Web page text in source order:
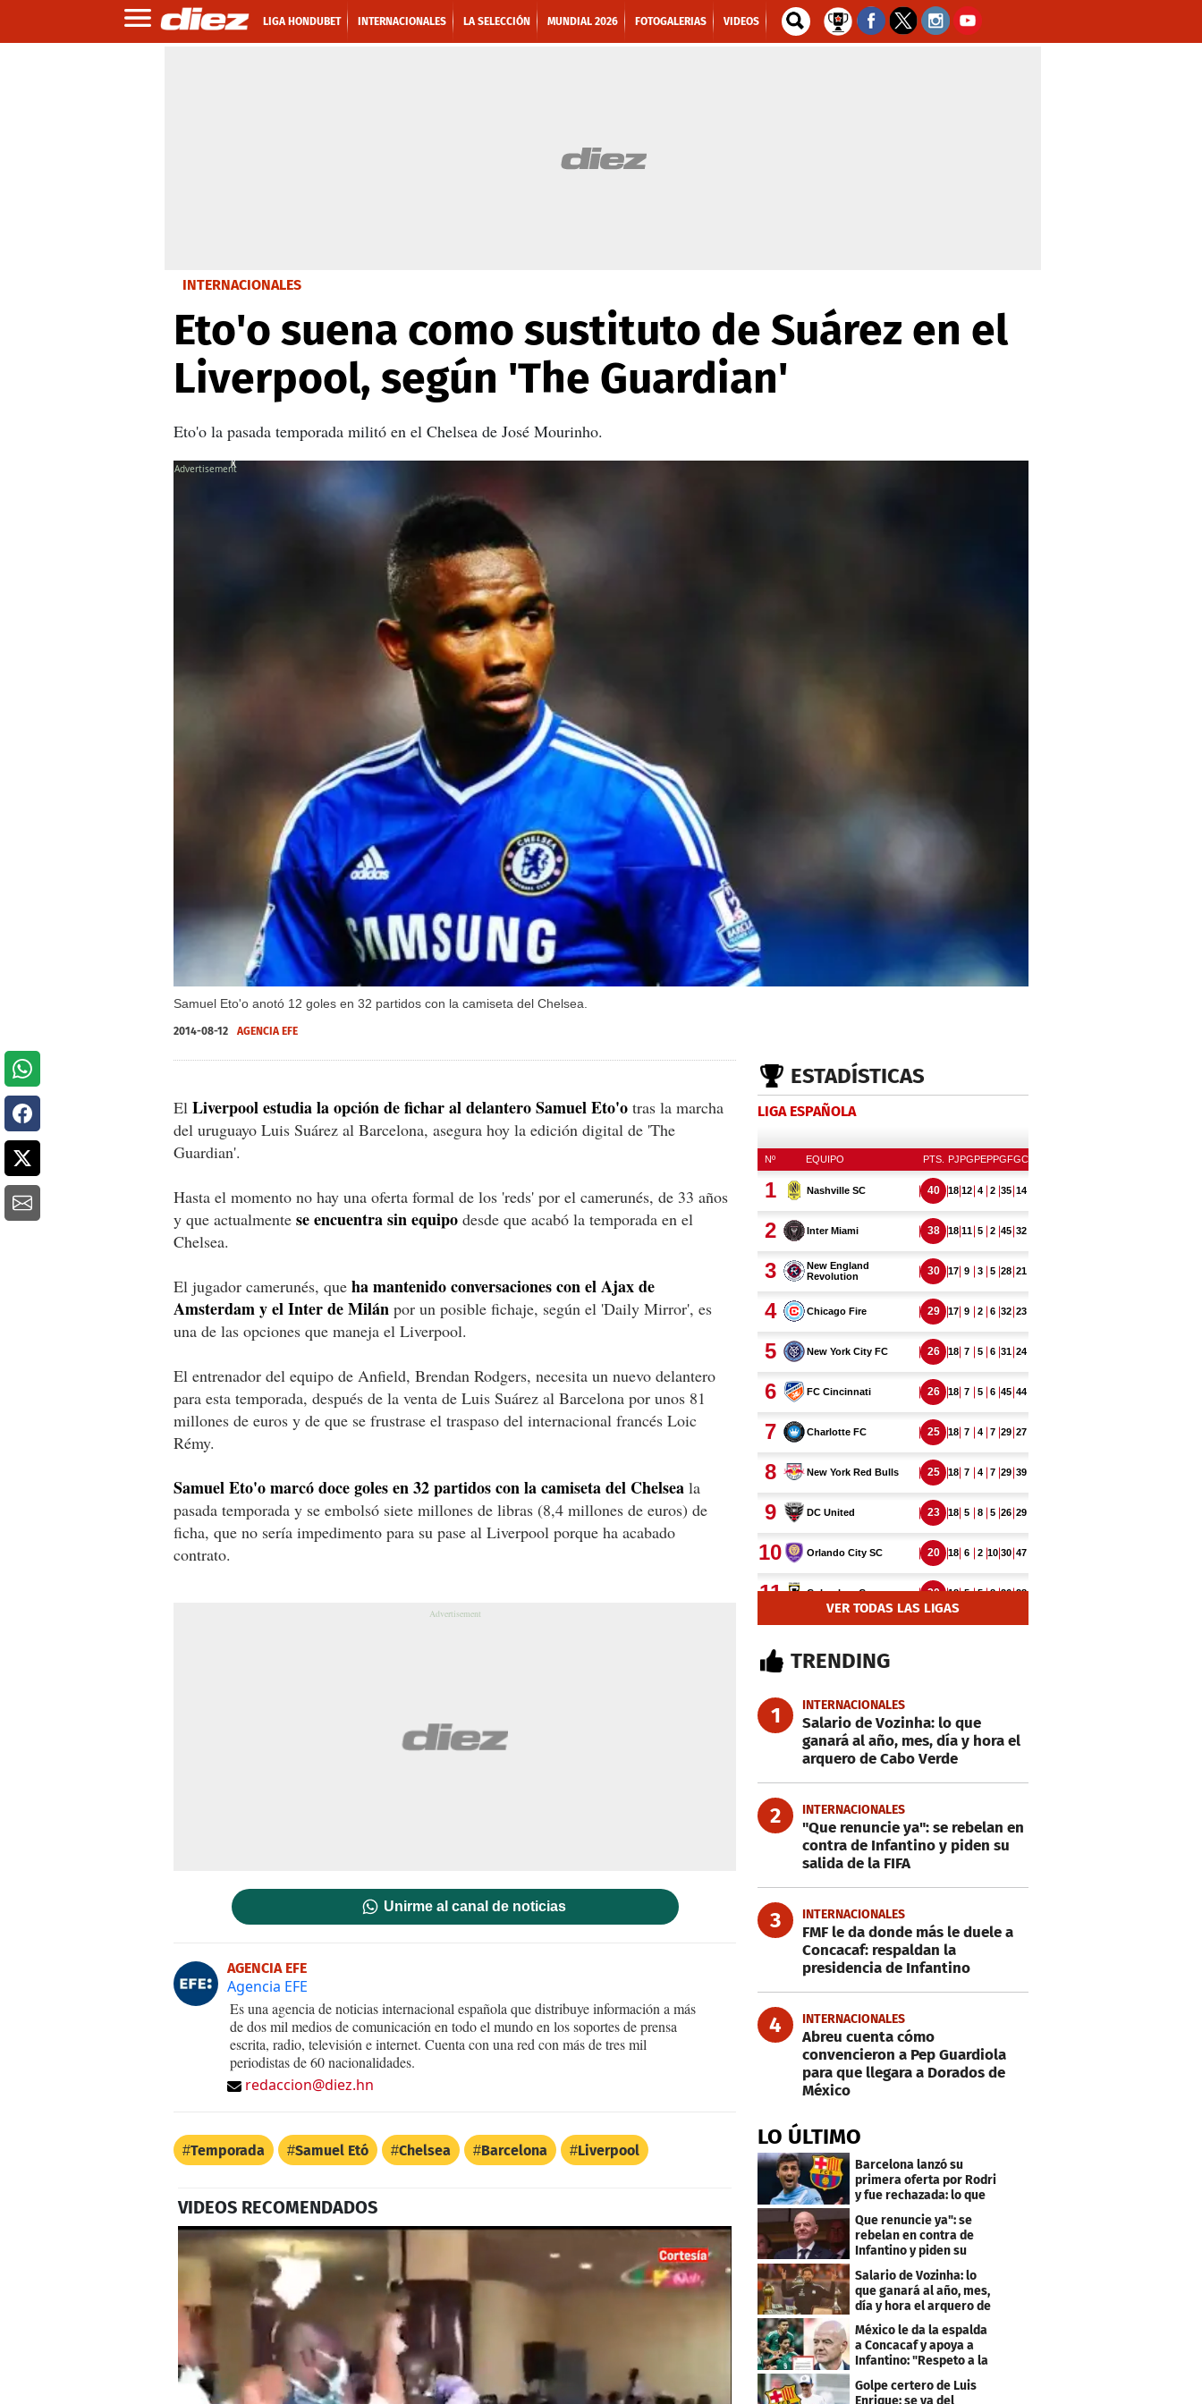
LIGA HONDUBET INTERNACIONALES LA SELECCIÓN MUNDIAL 2026 FOTOGALERIAS VIDEOS
INTERNACIONALES
Eto'o suena como sustituto de Suárez en el
Liverpool, según 'The Guardian'
Eto'o la pasada temporada militó en el Chelsea de José Mourinho.
Samuel Eto'o anotó 12 goles en 32 partidos con la camiseta del Chelsea.
X
2014-08-12 AGENCIA EFE
El Liverpool estudia la opción de fichar al delantero Samuel Eto'o tras la marcha
del uruguayo Luis Suárez al Barcelona, asegura hoy la edición digital de 'The
Guardian'.
Hasta el momento no hay una oferta formal de los 'reds' por el camerunés, de 33 años
y que actualmente se encuentra sin equipo desde que acabó la temporada en el
Chelsea.
El jugador camerunés, que ha mantenido conversaciones con el Ajax de
Amsterdam y el Inter de Milán por un posible fichaje, según el 'Daily Mirror', es
una de las opciones que maneja el Liverpool.
El entrenador del equipo de Anfield, Brendan Rodgers, necesita un nuevo delantero
para esta temporada, después de la venta de Luis Suárez al Barcelona por unos 81
millones de euros y de que se frustrase el traspaso del internacional francés Loic
Rémy.
Samuel Eto'o marcó doce goles en 32 partidos con la camiseta del Chelsea la
pasada temporada y se embolsó siete millones de libras (8,4 millones de euros) de
ficha, que no sería impedimento para su pase al Liverpool porque ha acabado
contrato.
Unirme al canal de noticias
AGENCIA EFE
Agencia EFE
Es una agencia de noticias internacional española que distribuye información a más
de dos mil medios de comunicación en todo el mundo en los soportes de prensa
escrita, radio, televisión e internet. Cuenta con una red con más de tres mil
periodistas de 60 nacionalidades.
redaccion@diez.hn
Temporada Samuel Etó Chelsea Barcelona Liverpool
VIDEOS RECOMENDADOS
ESTADÍSTICAS
LIGA ESPAÑOLA
VER TODAS LAS LIGAS
TRENDING
1 INTERNACIONALES
Salario de Vozinha: lo que
ganará al año, mes, día y hora el
arquero de Cabo Verde
2 INTERNACIONALES
"Que renuncie ya": se rebelan en
contra de Infantino y piden su
salida de la FIFA
3 INTERNACIONALES
FMF le da donde más le duele a
Concacaf: respaldan la
presidencia de Infantino
4 INTERNACIONALES
Abreu cuenta cómo
convencieron a Pep Guardiola
para que llegara a Dorados de
México
LO ÚLTIMO
Barcelona lanzó su
primera oferta por Rodri
y fue rechazada: lo que
Que renuncie ya": se
rebelan en contra de
Infantino y piden su
salida de la FIFA
Salario de Vozinha: lo
que ganará al año, mes,
día y hora el arquero de
Cabo Verde
México le da la espalda
a Concacaf y apoya a
Infantino: "Respeto a la
gobernanza"
Golpe certero de Luis